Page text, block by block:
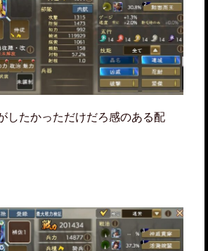
したかっただけだろ感のある配